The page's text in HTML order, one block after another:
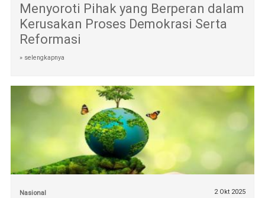
Menyoroti Pihak yang Berperan dalam
Kerusakan Proses Demokrasi Serta
Reformasi
» selengkapnya
Nasional 2 Okt 2025